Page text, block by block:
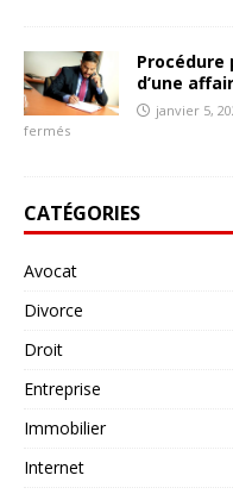
Procédure
d’une
janvier 5,
fermés
CATÉGORIES
Avocat
Divorce
Droit
Entreprise
Immobilier
Internet